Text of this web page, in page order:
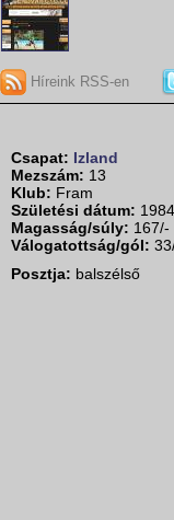
Híreink RSS-en
Csapat: Izland
Mezszám: 13
Klub: Fram
Születési dátum:
Magasság/súly: 167/-
Válogatottság/gól:
Posztja: balszélső